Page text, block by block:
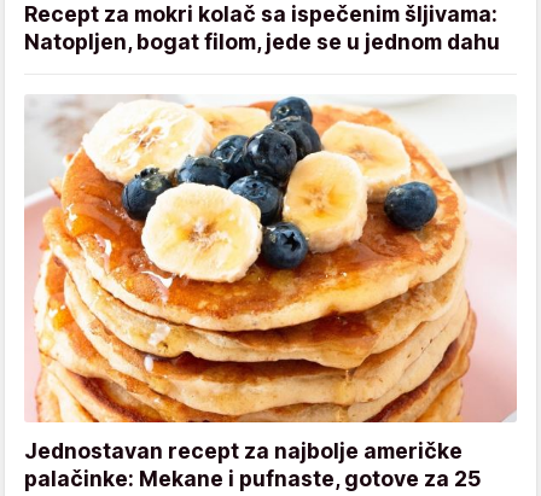
Recept za mokri kolač sa ispečenim šljivama:
Natopljen, bogat filom, jede se u jednom dahu
Jednostavan recept za najbolje američke
palačinke: Mekane i pufnaste, gotove za 25